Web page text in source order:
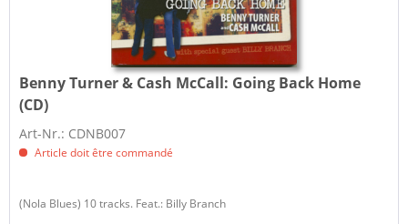
Benny Turner & Cash McCall: Going Back Home
(CD)
Art-Nr.: CDNB007
Article doit être commandé
(Nola Blues) 10 tracks. Feat.: Billy Branch